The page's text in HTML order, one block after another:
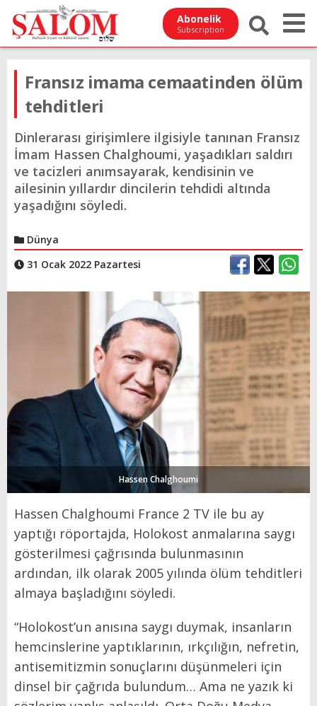
Abonelik
Subscription
Fransız imama cemaatinden ölüm
tehditleri
Dinlerarası girişimlere ilgisiyle tanınan Fransız
İmam Hassen Chalghoumi, yaşadıkları saldırı
ve tacizleri anımsayarak, kendisinin ve
ailesinin yıllardır dincilerin tehdidi altında
yaşadığını söyledi.
Dünya
31 Ocak 2022 Pazartesi
Hassen Chalghoumi
Hassen Chalghoumi France 2 TV ile bu ay
yaptığı röportajda, Holokost anmalarına saygı
gösterilmesi çağrısında bulunmasının
ardından, ilk olarak 2005 yılında ölüm tehditleri
almaya başladığını söyledi.
“Holokost’un anısına saygı duymak, insanların
hemcinslerine yaptıklarının, ırkçılığın, nefretin,
antisemitizmin sonuçlarını düşünmeleri için
dinsel bir çağrıda bulundum… Ama ne yazık ki